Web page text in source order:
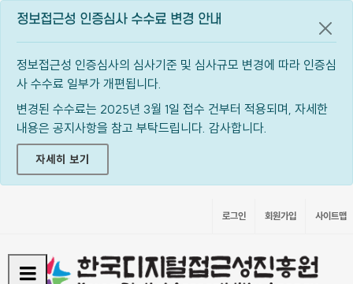
정보접근성 인증심사 수수료 변경 안내
정보접근성 인증심사의 심사기준 및 심사규모 변경에 따라 인증심
사 수수료 일부가 개편됩니다.
변경된 수수료는 2025년 3월 1일 접수 건부터 적용되며, 자세한
내용은 공지사항을 참고 부탁드립니다. 감사합니다.
자세히 보기
공지
로그인 회원가입 사이트맵